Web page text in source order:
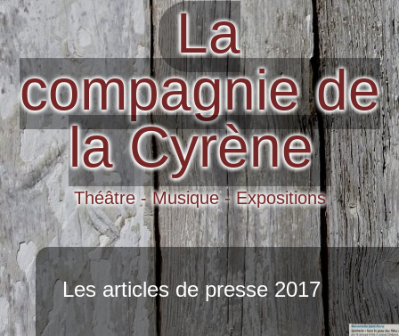
La
compagnie de
la Cyrène
Théâtre - Musique - Expositions
Les articles de presse 2017